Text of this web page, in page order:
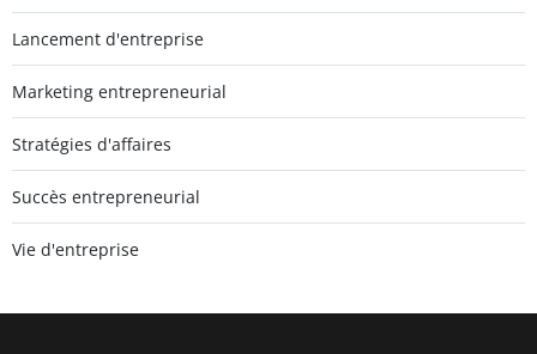
Lancement d'entreprise
Marketing entrepreneurial
Stratégies d'affaires
Succès entrepreneurial
Vie d'entreprise